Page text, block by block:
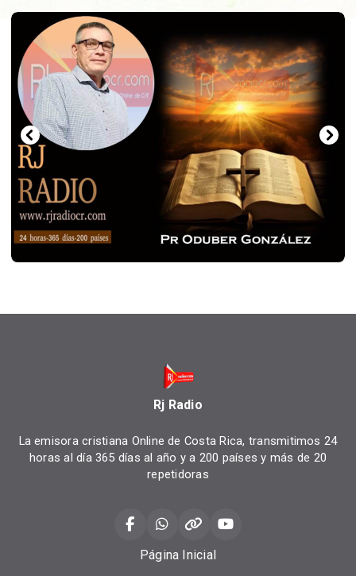
Rj Radio
La emisora cristiana Online de Costa Rica, transmitimos 24
horas al día 365 días al año y a 200 países y más de 20
repetidoras
Página Inicial